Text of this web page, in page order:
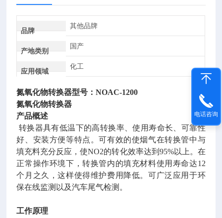
品牌
其他品牌
产地类别
国产
应用领域
化工
氮氧化物转换器型号：NOAC-1200
氮氧化物转换器
产品概述
转换器具有低温下的高转换率、使用寿命长、可靠性
好、安装方便等特点。可有效的使烟气在转换管中与
填充料充分反应，使NO2的转化效率达到95%以上。在
正常操作环境下，转换管内的填充材料使用寿命达12
个月之久，这样使得维护费用降低。可广泛应用于环
保在线监测以及汽车尾气检测。
工作原理
电话咨询